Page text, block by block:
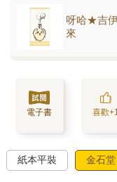
呀哈★吉
來
電子書 喜歡
紙本平裝 金石